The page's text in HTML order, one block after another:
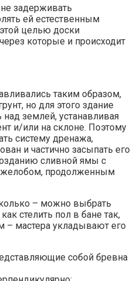
задерживать
ей естественным
целью доски
которые и происходит
таким образом,
но для этого здание
землей, устанавливая
и/или на склоне. Поэтому
систему дренажа,
и частично засыпать его
сливной ямы с
продолженным
– можно выбрать
стелить пол в бане так,
мастера укладывают его
собой бревна